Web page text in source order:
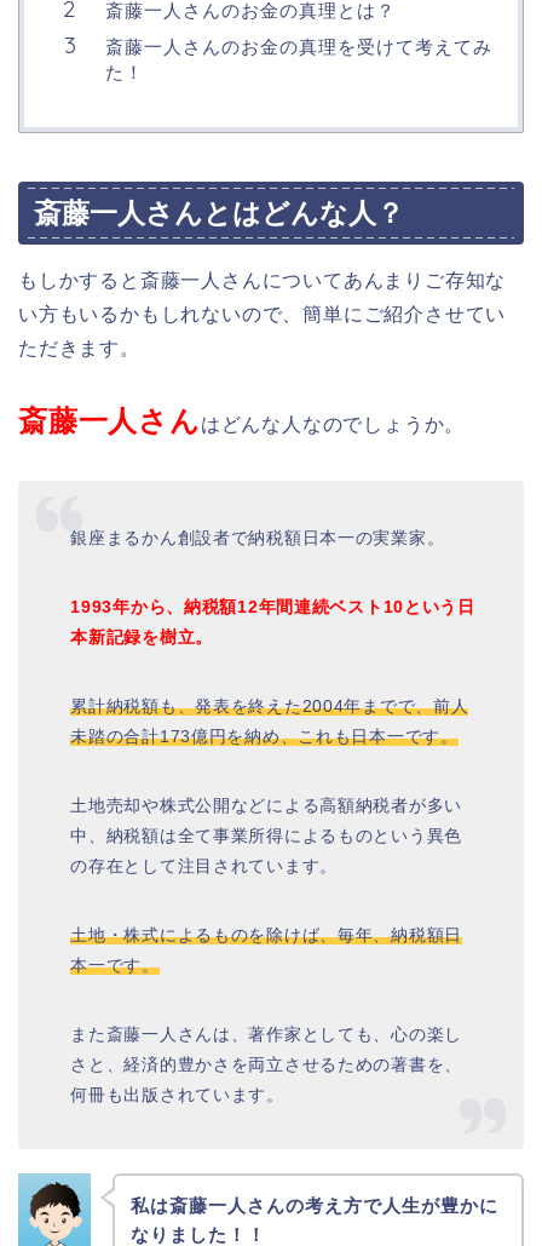
斎藤一人さんのお金の真理とは？
斎藤一人さんのお金の真理を受けて考えてみ
た！
斎藤一人さんとはどんな人？
もしかすると斎藤一人さんについてあんまりご存知な
い方もいるかもしれないので、簡単にご紹介させてい
ただきます。
斎藤一人さんはどんな人なのでしょうか。
銀座まるかん創設者で納税額日本一の実業家。
1993年から、納税額12年間連続ベスト10という日
本新記録を樹立。
累計納税額も、発表を終えた2004年までで、前人
未踏の合計173億円を納め、これも日本一です。
土地売却や株式公開などによる高額納税者が多い
中、納税額は全て事業所得によるものという異色
の存在として注目されています。
土地・株式によるものを除けば、毎年、納税額日
本一です。
また斎藤一人さんは、著作家としても、心の楽し
さと、経済的豊かさを両立させるための著書を、
何冊も出版されています。
私は斎藤一人さんの考え方で人生が豊かに
なりました！！